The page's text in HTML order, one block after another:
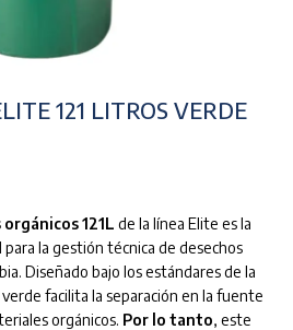
121 LITROS VERDE
121L de la línea Elite es la
la gestión técnica de desechos
Diseñado bajo los estándares de la
facilita la separación en la fuente
orgánicos. Por lo tanto, este